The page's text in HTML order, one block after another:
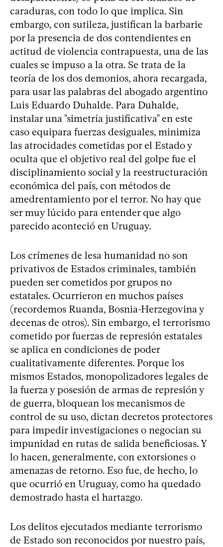
caraduras, con todo lo que implica. Sin
embargo, con sutileza, justifican la barbarie
por la presencia de dos contendientes en
actitud de violencia contrapuesta, una de las
cuales se impuso a la otra. Se trata de la
teoría de los dos demonios, ahora recargada,
para usar las palabras del abogado argentino
Luis Eduardo Duhalde. Para Duhalde,
instalar una "simetría justificativa" en este
caso equipara fuerzas desiguales, minimiza
las atrocidades cometidas por el Estado y
oculta que el objetivo real del golpe fue el
disciplinamiento social y la reestructuración
económica del país, con métodos de
amedrentamiento por el terror. No hay que
ser muy lúcido para entender que algo
parecido aconteció en Uruguay.
Los crímenes de lesa humanidad no son
privativos de Estados criminales, también
pueden ser cometidos por grupos no
estatales. Ocurrieron en muchos países
(recordemos Ruanda, Bosnia-Herzegovina y
decenas de otros). Sin embargo, el terrorismo
cometido por fuerzas de represión estatales
se aplica en condiciones de poder
cualitativamente diferentes. Porque los
mismos Estados, monopolizadores legales de
la fuerza y posesión de armas de represión y
de guerra, bloquean los mecanismos de
control de su uso, dictan decretos protectores
para impedir investigaciones o negocian su
impunidad en rutas de salida beneficiosas. Y
lo hacen, generalmente, con extorsiones o
amenazas de retorno. Eso fue, de hecho, lo
que ocurrió en Uruguay, como ha quedado
demostrado hasta el hartazgo.
Los delitos ejecutados mediante terrorismo
de Estado son reconocidos por nuestro país,